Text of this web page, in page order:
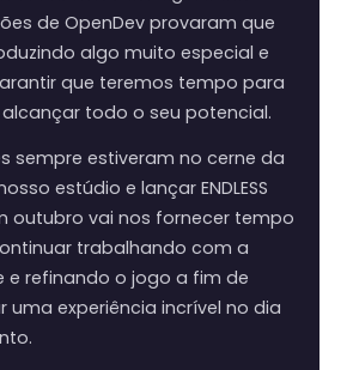
de OpenDev provaram que
algo muito especial e
que teremos tempo para
todo o seu potencial.
sempre estiveram no cerne da
estúdio e lançar ENDLESS
outubro vai nos fornecer tempo
trabalhando com a
e refinando o jogo a fim de
uma experiência incrível no dia